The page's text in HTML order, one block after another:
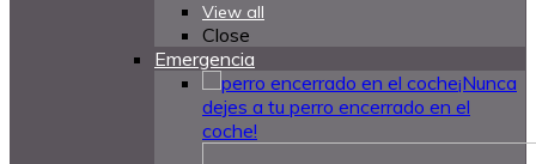
View all
Close
Emergencia
¡Nunca
dejes a tu perro encerrado en el
coche!